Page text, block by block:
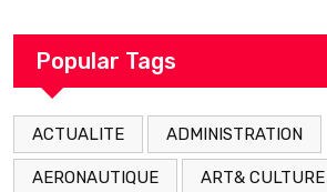
arrestation
Popular Tags
ACTUALITE ADMINISTRATION
AERONAUTIQUE ART& CULTURE